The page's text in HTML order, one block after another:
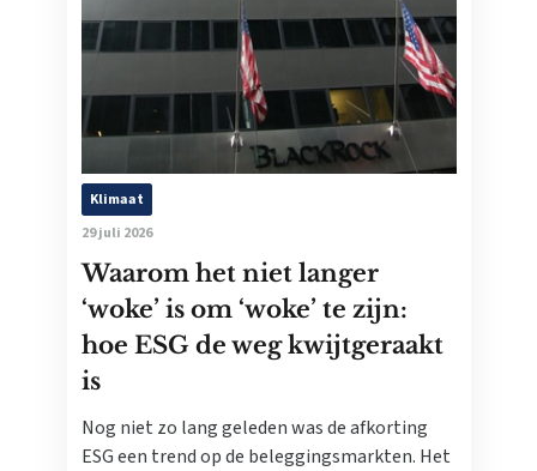
Klimaat
29 juli 2026
Waarom het niet langer
‘woke’ is om ‘woke’ te zijn:
hoe ESG de weg kwijtgeraakt
is
Nog niet zo lang geleden was de afkorting
ESG een trend op de beleggingsmarkten. Het